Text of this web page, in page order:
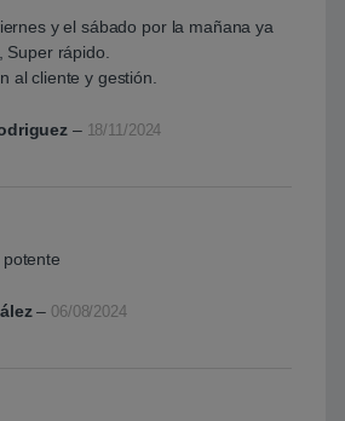
y el sábado por la mañana ya
rápido.
al cliente y gestión.
– 18/11/2024
– 06/08/2024